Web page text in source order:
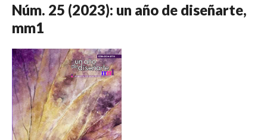
Núm. 25 (2023): un año de diseñarte,
mm1